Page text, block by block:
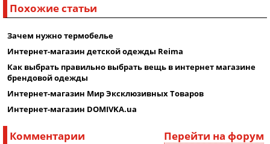
Похожие статьи
Зачем нужно термобелье
Интернет-магазин детской одежды Reima
Как выбрать правильно выбрать вещь в интернет магазине
брендовой одежды
Интернет-магазин Мир Эксклюзивных Товаров
Интернет-магазин DOMIVKA.ua
Перейти на форум
Комментарии